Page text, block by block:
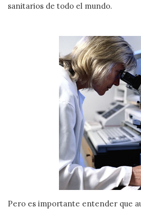
sanitarios de todo el mundo.
Pero es importante entender que